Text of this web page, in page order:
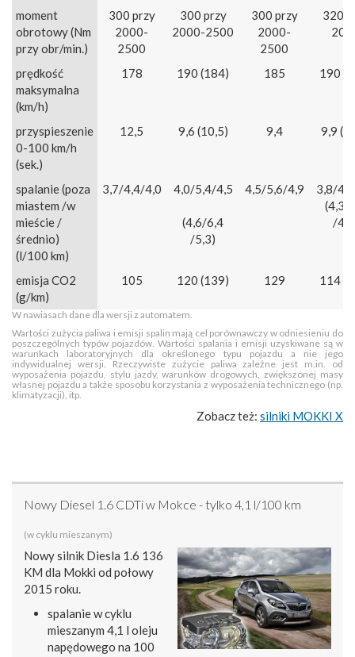
moment
obrotowy (Nm
przy obr/min.)
300 przy
2000-
2500
300 przy
2000-2500
300 przy
2000-
2500
320
prędkość
maksymalna
(km/h)
178 190 (184) 185 190
przyspieszenie
0-100 km/h
(sek.)
12,5 9,6 (10,5) 9,4 9,9
spalanie (poza
miastem /w
mieście /
średnio)
(l/100 km)
3,7/4,4/4,0 4,0/5,4/4,5
(4,6/6,4
/5,3)
4,5/5,6/4,9
3,8/
(4,3/
/
emisja CO2
(g/km)
105 120 (139) 129 114
W nawiasach dane dla wersji z automatem.
Wartości zużycia paliwa i emisji spalin mają cel porównawczy w odniesieniu do
poszczególnych typów pojazdów. Wartości spalania i emisji uzyskiwane są w
warunkach laboratoryjnych dla określonego typu pojazdu a nie jego
indywidualnej wersji. Rzeczywiste zużycie paliwa zależne jest m.in. od
wyposażenia pojazdu, stylu jazdy, warunków drogowych, zwiększonej masy
własnej pojazdu a także sposobu korzystania z wyposażenia technicznego (np.
klimatyzacji), itp.
Zobacz też: silniki MOKKI X
Nowy Diesel 1.6 CDTi w Mokce - tylko 4,1 l/100 km
(w cyklu mieszanym)
Nowy silnik Diesla 1.6 136
KM dla Mokki od połowy
2015 roku.
spalanie w cyklu
mieszanym 4,1 l oleju
napędowego na 100